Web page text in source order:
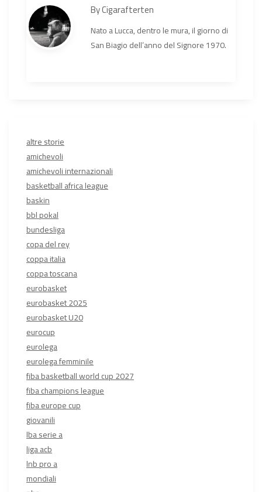
ByCigarafterten
Nato a Lucca, dentro le mura, il giorno di
San Biagio dell’anno del Signore 1970.
altre storie
amichevoli
amichevoli internazionali
basketball africa league
baskin
bbl pokal
bundesliga
copa del rey
coppa italia
coppa toscana
eurobasket
eurobasket 2025
eurobasket U20
eurocup
eurolega
eurolega femminile
fiba basketball world cup 2027
fiba champions league
fiba europe cup
giovanili
lba serie a
liga acb
lnb pro a
mondiali